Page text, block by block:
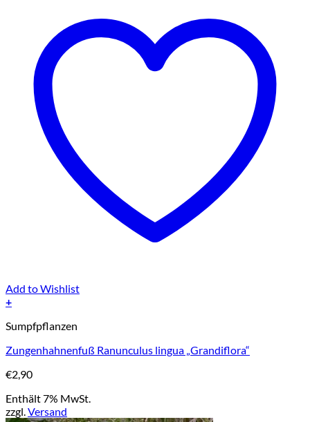
Add to Wishlist
+
Sumpfpflanzen
Zungenhahnenfuß Ranunculus lingua „Grandiflora“
€2,90
Enthält 7% MwSt.
zzgl.Versand